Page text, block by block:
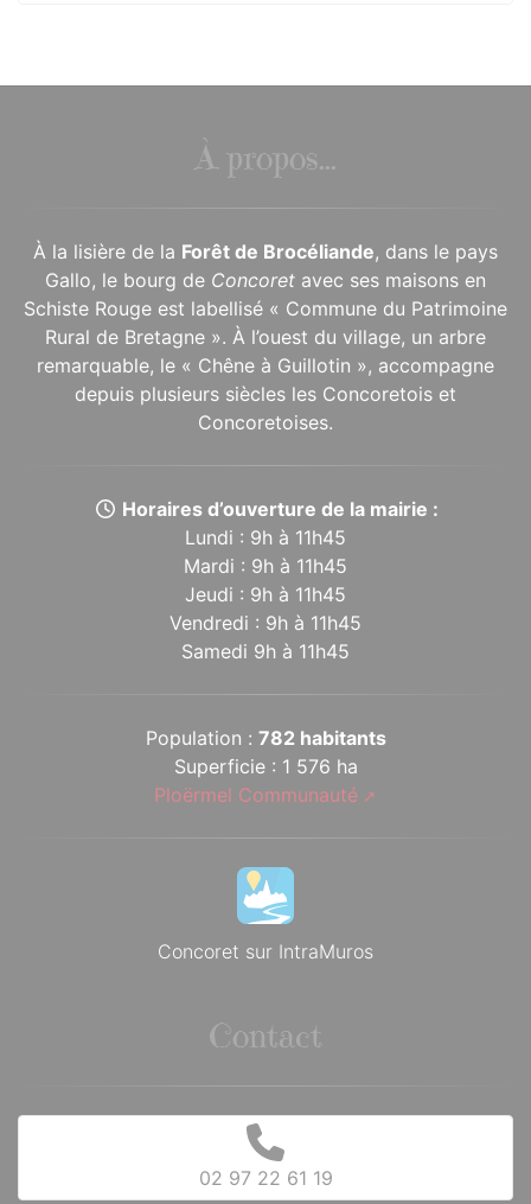
À propos...
À la lisière de la Forêt de Brocéliande, dans le pays
Gallo, le bourg de Concoret avec ses maisons en
Schiste Rouge est labellisé « Commune du Patrimoine
Rural de Bretagne ». À l’ouest du village, un arbre
remarquable, le « Chêne à Guillotin », accompagne
depuis plusieurs siècles les Concoretois et
Concoretoises.
Horaires d’ouverture de la mairie :
Lundi : 9h à 11h45
Mardi : 9h à 11h45
Jeudi : 9h à 11h45
Vendredi : 9h à 11h45
Samedi 9h à 11h45
Population : 782 habitants
Superficie : 1 576 ha
Ploërmel Communauté
Concoret sur IntraMuros
Contact
02 97 22 61 19